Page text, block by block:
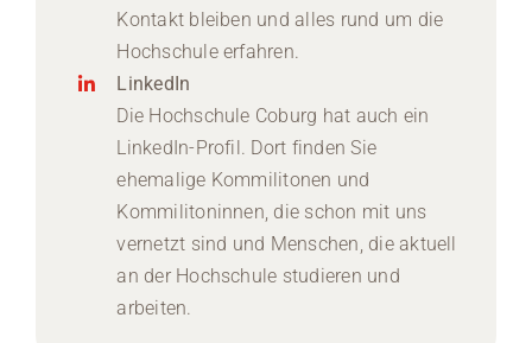
Kontakt bleiben und alles rund um die
Hochschule erfahren.
LinkedIn
Die Hochschule Coburg hat auch ein
LinkedIn-Profil. Dort finden Sie
ehemalige Kommilitonen und
Kommilitoninnen, die schon mit uns
vernetzt sind und Menschen, die aktuell
an der Hochschule studieren und
arbeiten.